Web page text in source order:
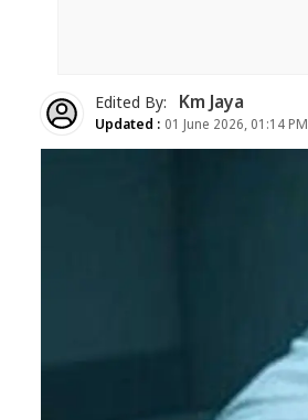
Edited By: Km Jaya
Updated : 01 June 2026, 01:14